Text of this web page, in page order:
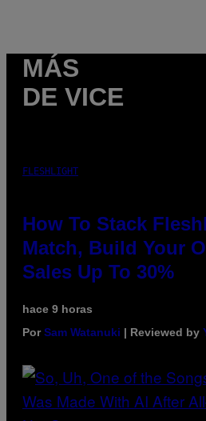
MÁS
DE VICE
FLESHLIGHT
How To Stack
Match, Build Your
Sales Up To 30%
hace 9 horas
PorSam Watanuki | Reviewed by